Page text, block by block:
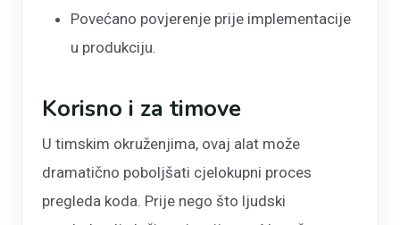
Povećano povjerenje prije implementacije
u produkciju.
Korisno i za timove
U timskim okruženjima, ovaj alat može
dramatično poboljšati cjelokupni proces
pregleda koda. Prije nego što ljudski